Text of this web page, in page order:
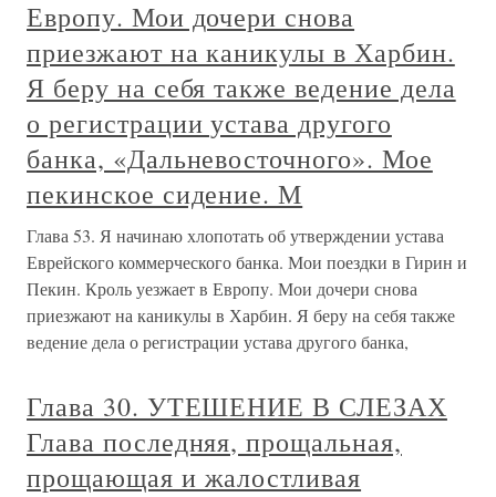
Европу. Мои дочери снова
приезжают на каникулы в Харбин.
Я беру на себя также ведение дела
о регистрации устава другого
банка, «Дальневосточного». Мое
пекинское сидение. М
Глава 53. Я начинаю хлопотать об утверждении устава
Еврейского коммерческого банка. Мои поездки в Гирин и
Пекин. Кроль уезжает в Европу. Мои дочери снова
приезжают на каникулы в Харбин. Я беру на себя также
ведение дела о регистрации устава другого банка,
Глава 30. УТЕШЕНИЕ В СЛЕЗАХ
Глава последняя, прощальная,
прощающая и жалостливая